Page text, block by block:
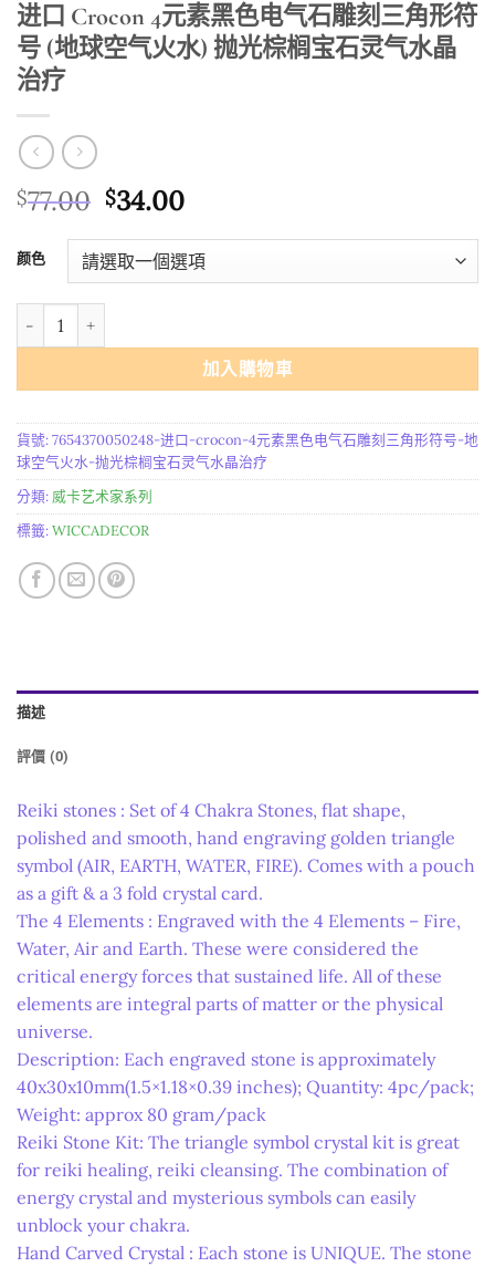
进口 Crocon 4元素黑色电气石雕刻三角形符
号 (地球空气火水) 抛光棕榈宝石灵气水晶
治疗
$77.00 原
價
格：
$77.00。
$34.00目
價
格：
颜色
进口 Crocon 4元素黑色电气石雕刻三角形符号 (地球空气火水) 抛光
加入購物車
貨號:7654370050248-进口-crocon-4元素黑色电气石雕刻三角形符号-地
球空气火水-抛光棕榈宝石灵气水晶治疗
分類: 威卡艺术家系列
標籤:WICCADECOR
描述
評價 (0)
Reiki stones : Set of 4 Chakra Stones, flat shape,
polished and smooth, hand engraving golden triangle
symbol (AIR, EARTH, WATER, FIRE). Comes with a pouch
as a gift & a 3 fold crystal card.
The 4 Elements : Engraved with the 4 Elements – Fire,
Water, Air and Earth. These were considered the
critical energy forces that sustained life. All of these
elements are integral parts of matter or the physical
universe.
Description: Each engraved stone is approximately
40x30x10mm(1.5×1.18×0.39 inches); Quantity: 4pc/pack;
Weight: approx 80 gram/pack
Reiki Stone Kit: The triangle symbol crystal kit is great
for reiki healing, reiki cleansing. The combination of
energy crystal and mysterious symbols can easily
unblock your chakra.
Hand Carved Crystal : Each stone is UNIQUE. The stone